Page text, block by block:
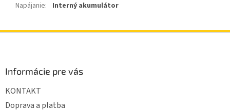
Napájanie: Interný akumulátor
Informácie pre vás
KONTAKT
Doprava a platba